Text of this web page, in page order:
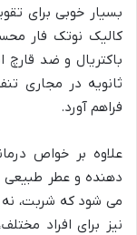
بسیار خوبی برای
کالیک نوتک فار
باکتریال و ضد
ثانویه در مجاری
فراهم آورد.
علاوه بر خواص
دهنده و عطر طبیعی
می شود که شربت، نه
نیز برای افراد